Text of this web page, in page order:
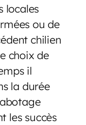
locales
ou de
chilien
choix de
il
la durée
les succès